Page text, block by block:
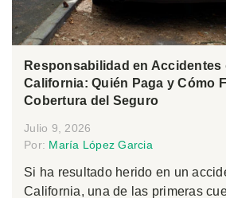
Responsabilidad en Accidentes
California: Quién Paga y Cómo
Cobertura del Seguro
Julio 9, 2026
Por: María López Garcia
Si ha resultado herido en un
California, una de las primeras